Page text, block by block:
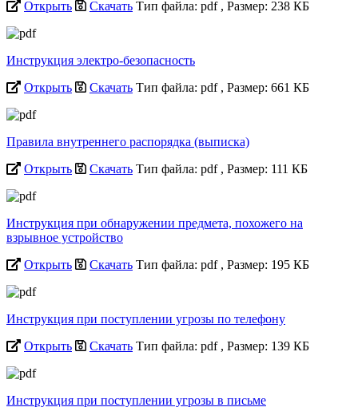
Открыть
Скачать Тип файла: pdf , Размер: 238 КБ
Инструкция электро-безопасность
Открыть
Скачать Тип файла: pdf , Размер: 661 КБ
Правила внутреннего распорядка (выписка)
Открыть
Скачать Тип файла: pdf , Размер: 111 КБ
Инструкция при обнаружении предмета, похожего на
взрывное устройство
Открыть
Скачать Тип файла: pdf , Размер: 195 КБ
Инструкция при поступлении угрозы по телефону
Открыть
Скачать Тип файла: pdf , Размер: 139 КБ
Инструкция при поступлении угрозы в письме